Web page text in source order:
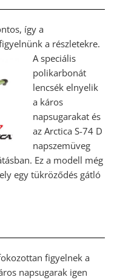
így a
a részletekre.
A speciális
polikarbonát
lencsék elnyelik
a káros
napsugarakat és
az Arctica S-74 D
napszemüveg
Ez a modell még
egy tükröződés gátló
figyelnek a
napsugarak igen